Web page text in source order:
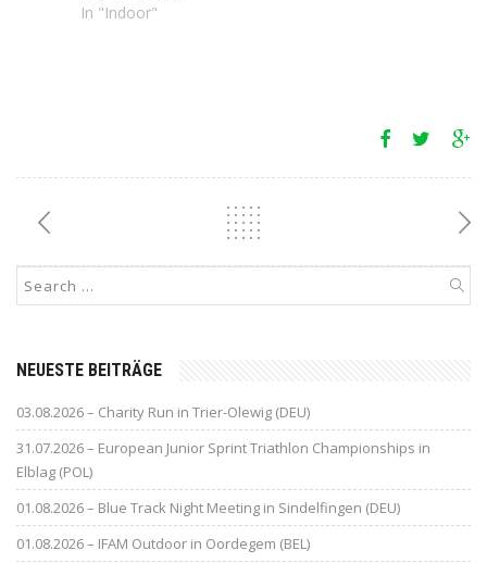
In "Indoor"
NEUESTE BEITRÄGE
03.08.2026 – Charity Run in Trier-Olewig (DEU)
31.07.2026 – European Junior Sprint Triathlon Championships in
Elblag (POL)
01.08.2026 – Blue Track Night Meeting in Sindelfingen (DEU)
01.08.2026 – IFAM Outdoor in Oordegem (BEL)